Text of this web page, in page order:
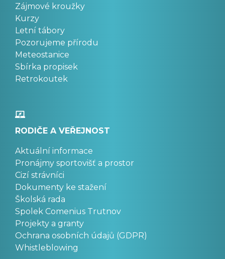
Zájmové kroužky
Kurzy
Letní tábory
Pozorujeme přírodu
Meteostanice
Sbírka propisek
Retrokoutek
RODIČE A VEŘEJNOST
Aktuální informace
Pronájmy sportovišť a prostor
Cizí strávníci
Dokumenty ke stažení
Školská rada
Spolek Comenius Trutnov
Projekty a granty
Ochrana osobních údajů (GDPR)
Whistleblowing